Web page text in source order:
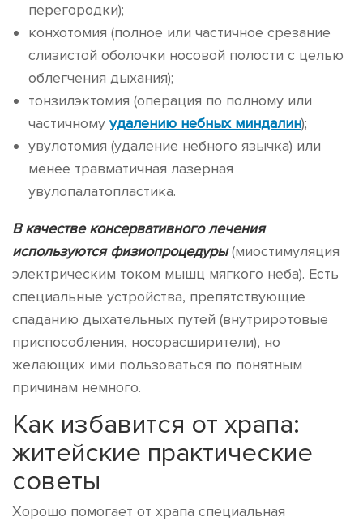
перегородки);
конхотомия (полное или частичное срезание
слизистой оболочки носовой полости с целью
облегчения дыхания);
тонзилэктомия (операция по полному или
частичному удалению небных миндалин);
увулотомия (удаление небного язычка) или
менее травматичная лазерная
увулопалатопластика.
В качестве консервативного лечения
используются физиопроцедуры(миостимуляция
электрическим током мышц мягкого неба). Есть
специальные устройства, препятствующие
спаданию дыхательных путей (внутриротовые
приспособления, носорасширители), но
желающих ими пользоваться по понятным
причинам немного.
Как избавится от храпа:
житейские практические
советы
Хорошо помогает от храпа специальная